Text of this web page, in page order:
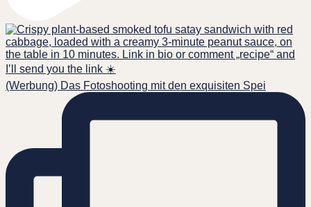
(Werbung) Das Fotoshooting mit den exquisiten Spei